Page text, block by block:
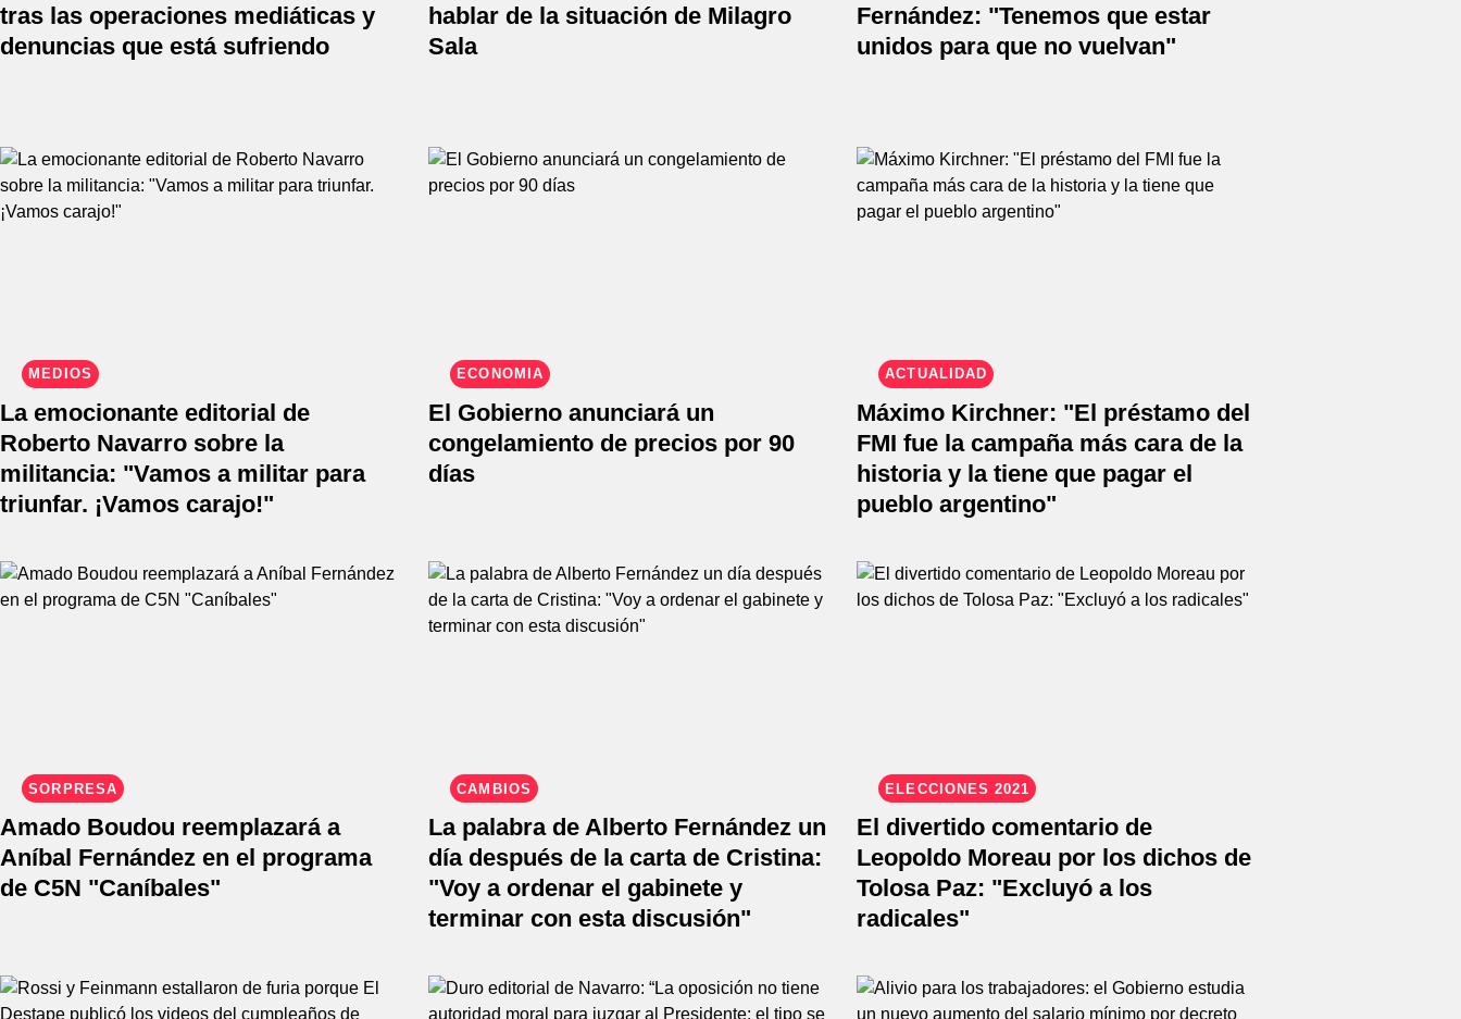
tras las operaciones mediáticas y
denuncias que está sufriendo
hablar de la situación de Milagro
Sala
Fernández: "Tenemos que estar
unidos para que no vuelvan"
MEDIOS
La emocionante editorial de
Roberto Navarro sobre la
militancia: "Vamos a militar para
triunfar. ¡Vamos carajo!"
ECONOMÍA
El Gobierno anunciará un
congelamiento de precios por 90
días
ACTUALIDAD
Máximo Kirchner: "El préstamo del
FMI fue la campaña más cara de la
historia y la tiene que pagar el
pueblo argentino"
SORPRESA
Amado Boudou reemplazará a
Aníbal Fernández en el programa
de C5N "Caníbales"
CAMBIOS
La palabra de Alberto Fernández un
día después de la carta de Cristina:
"Voy a ordenar el gabinete y
terminar con esta discusión"
ELECCIONES 2021
El divertido comentario de
Leopoldo Moreau por los dichos de
Tolosa Paz: "Excluyó a los
radicales"